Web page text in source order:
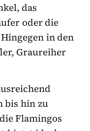
das
oder die
in den
Graureiher
bis hin zu
Flamingos